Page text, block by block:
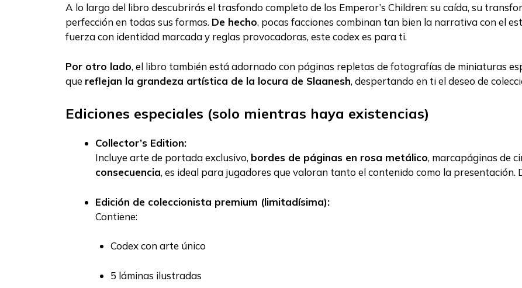
A lo largo del libro descubrirás el trasfondo completo de los Emperor’s Children: su caída, su
perfección en todas sus formas. De hecho, pocas facciones combinan tan bien la narrativa con el
fuerza con identidad marcada y reglas provocadoras, este codex es para ti.
Por otro lado, el libro también está adornado con páginas repletas de fotografías de miniaturas
que reflejan la grandeza artística de la locura de Slaanesh, despertando en ti el deseo de
Ediciones especiales (solo mientras haya existencias)
Collector’s Edition:
Incluye arte de portada exclusivo, bordes de páginas en rosa metálico, marcapáginas de
consecuencia, es ideal para jugadores que valoran tanto el contenido como la presentación.
Edición de coleccionista premium (limitadísima):
Contiene:
Codex con arte único
5 láminas ilustradas